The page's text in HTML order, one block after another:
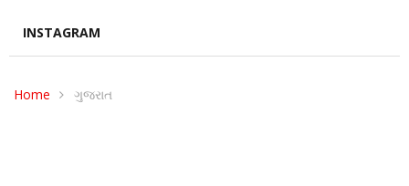
INSTAGRAM
Home ગુજરાત